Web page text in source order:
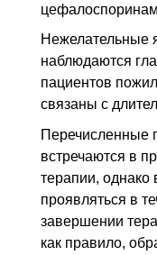
Нежелательные
наблюдаются
пациентов
связаны с
Перечисленные
встречаются в
терапии, однако
проявляться в
завершении
как правило,